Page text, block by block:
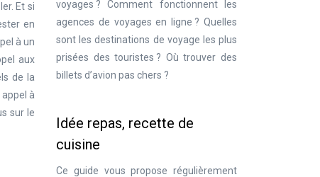
Et si
en
à un
aux
de la
à
sur le
voyages ? Comment fonctionnent les
agences de voyages en ligne ? Quelles
sont les destinations de voyage les plus
prisées des touristes ? Où trouver des
billets d’avion pas chers ?
Idée repas, recette de
cuisine
Ce guide vous propose régulièrement